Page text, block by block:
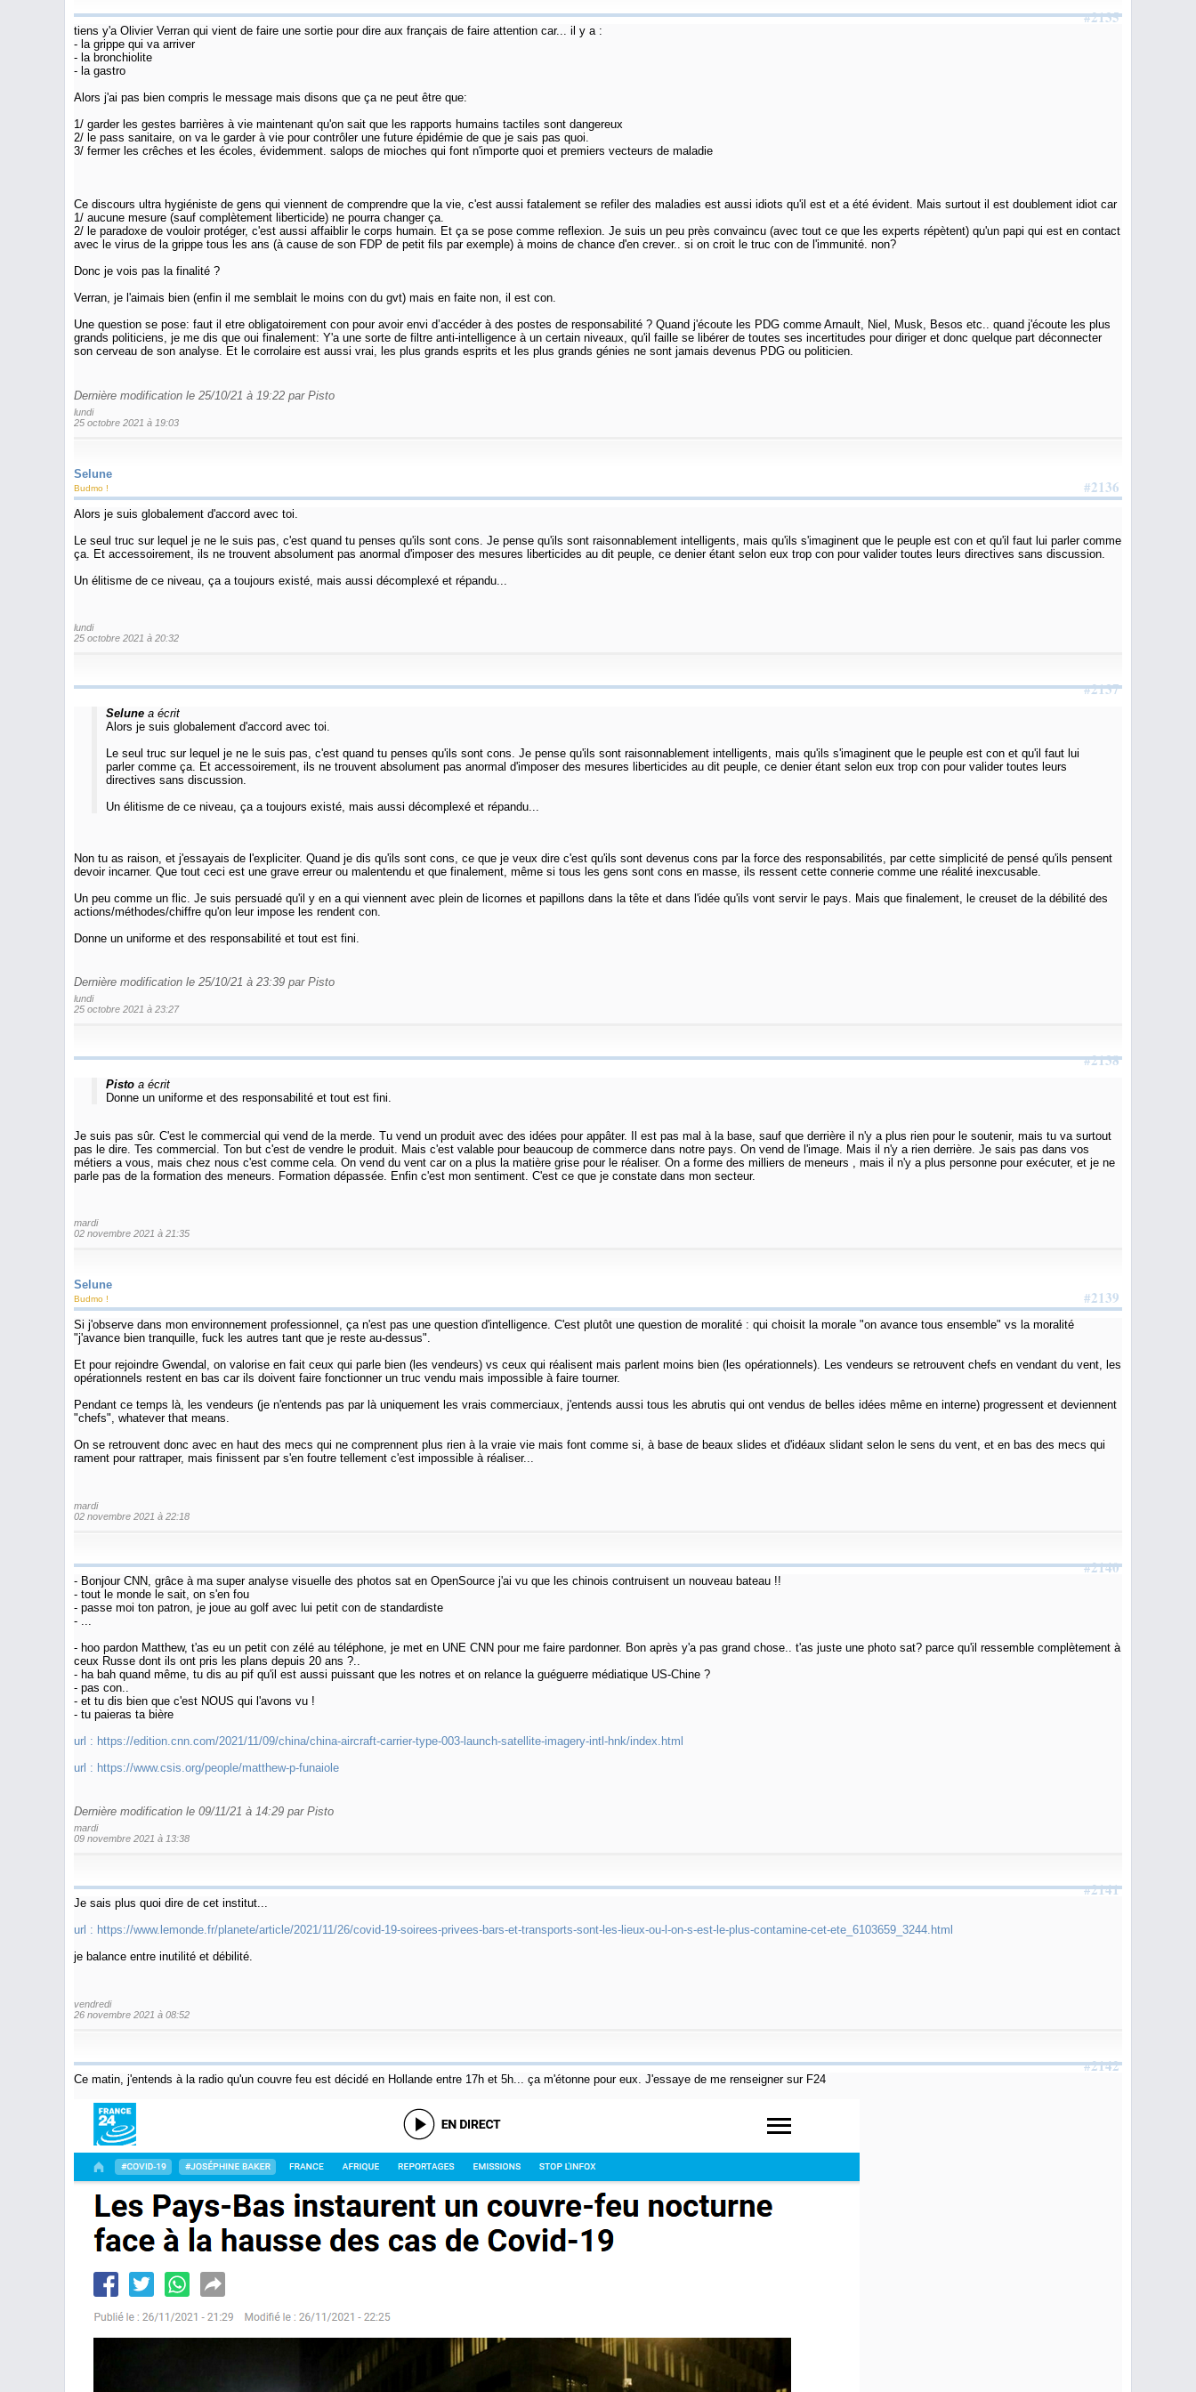
#2135
tiens y'a Olivier Verran qui vient de faire une sortie pour dire aux français de faire attention car... il y a :
- la grippe qui va arriver
- la bronchiolite
- la gastro
Alors j'ai pas bien compris le message mais disons que ça ne peut être que:
1/ garder les gestes barrières à vie maintenant qu'on sait que les rapports humains tactiles sont dangereux
2/ le pass sanitaire, on va le garder à vie pour contrôler une future épidémie de que je sais pas quoi.
3/ fermer les crêches et les écoles, évidemment. salops de mioches qui font n'importe quoi et premiers vecteurs de maladie
Ce discours ultra hygiéniste de gens qui viennent de comprendre que la vie, c'est aussi fatalement se refiler des maladies est aussi idiots qu'il est et a été évident. Mais surtout il est doublement idiot car
1/ aucune mesure (sauf complètement liberticide) ne pourra changer ça.
2/ le paradoxe de vouloir protéger, c'est aussi affaiblir le corps humain. Et ça se pose comme reflexion. Je suis un peu près convaincu (avec tout ce que les experts répètent) qu'un papi qui est en contact
avec le virus de la grippe tous les ans (à cause de son FDP de petit fils par exemple) à moins de chance d'en crever.. si on croit le truc con de l'immunité. non?
Donc je vois pas la finalité ?
Verran, je l'aimais bien (enfin il me semblait le moins con du gvt) mais en faite non, il est con.
Une question se pose: faut il etre obligatoirement con pour avoir envi d’accéder à des postes de responsabilité ? Quand j'écoute les PDG comme Arnault, Niel, Musk, Besos etc.. quand j'écoute les plus
grands politiciens, je me dis que oui finalement: Y'a une sorte de filtre anti-intelligence à un certain niveaux, qu'il faille se libérer de toutes ses incertitudes pour diriger et donc quelque part déconnecter
son cerveau de son analyse. Et le corrolaire est aussi vrai, les plus grands esprits et les plus grands génies ne sont jamais devenus PDG ou politicien.
Dernière modification le 25/10/21 à 19:22 par Pisto
lundi
25 octobre 2021 à 19:03
Selune
#2136
Budmo !
Alors je suis globalement d'accord avec toi.
Le seul truc sur lequel je ne le suis pas, c'est quand tu penses qu'ils sont cons. Je pense qu'ils sont raisonnablement intelligents, mais qu'ils s'imaginent que le peuple est con et qu'il faut lui parler comme
ça. Et accessoirement, ils ne trouvent absolument pas anormal d'imposer des mesures liberticides au dit peuple, ce denier étant selon eux trop con pour valider toutes leurs directives sans discussion.
Un élitisme de ce niveau, ça a toujours existé, mais aussi décomplexé et répandu...
lundi
25 octobre 2021 à 20:32
#2137
Selunea écrit
Alors je suis globalement d'accord avec toi.
Le seul truc sur lequel je ne le suis pas, c'est quand tu penses qu'ils sont cons. Je pense qu'ils sont raisonnablement intelligents, mais qu'ils s'imaginent que le peuple est con et qu'il faut lui
parler comme ça. Et accessoirement, ils ne trouvent absolument pas anormal d'imposer des mesures liberticides au dit peuple, ce denier étant selon eux trop con pour valider toutes leurs
directives sans discussion.
Un élitisme de ce niveau, ça a toujours existé, mais aussi décomplexé et répandu...
Non tu as raison, et j'essayais de l'expliciter. Quand je dis qu'ils sont cons, ce que je veux dire c'est qu'ils sont devenus cons par la force des responsabilités, par cette simplicité de pensé qu'ils pensent
devoir incarner. Que tout ceci est une grave erreur ou malentendu et que finalement, même si tous les gens sont cons en masse, ils ressent cette connerie comme une réalité inexcusable.
Un peu comme un flic. Je suis persuadé qu'il y en a qui viennent avec plein de licornes et papillons dans la tête et dans l'idée qu'ils vont servir le pays. Mais que finalement, le creuset de la débilité des
actions/méthodes/chiffre qu'on leur impose les rendent con.
Donne un uniforme et des responsabilité et tout est fini.
Dernière modification le 25/10/21 à 23:39 par Pisto
lundi
25 octobre 2021 à 23:27
#2138
Pistoa écrit
Donne un uniforme et des responsabilité et tout est fini.
Je suis pas sûr. C'est le commercial qui vend de la merde. Tu vend un produit avec des idées pour appâter. Il est pas mal à la base, sauf que derrière il n'y a plus rien pour le soutenir, mais tu va surtout
pas le dire. Tes commercial. Ton but c'est de vendre le produit. Mais c'est valable pour beaucoup de commerce dans notre pays. On vend de l'image. Mais il n'y a rien derrière. Je sais pas dans vos
métiers a vous, mais chez nous c'est comme cela. On vend du vent car on a plus la matière grise pour le réaliser. On a forme des milliers de meneurs , mais il n'y a plus personne pour exécuter, et je ne
parle pas de la formation des meneurs. Formation dépassée. Enfin c'est mon sentiment. C'est ce que je constate dans mon secteur.
mardi
02 novembre 2021 à 21:35
Selune
#2139
Budmo !
Si j'observe dans mon environnement professionnel, ça n'est pas une question d'intelligence. C'est plutôt une question de moralité : qui choisit la morale "on avance tous ensemble" vs la moralité
"j'avance bien tranquille, fuck les autres tant que je reste au-dessus".
Et pour rejoindre Gwendal, on valorise en fait ceux qui parle bien (les vendeurs) vs ceux qui réalisent mais parlent moins bien (les opérationnels). Les vendeurs se retrouvent chefs en vendant du vent, les
opérationnels restent en bas car ils doivent faire fonctionner un truc vendu mais impossible à faire tourner.
Pendant ce temps là, les vendeurs (je n'entends pas par là uniquement les vrais commerciaux, j'entends aussi tous les abrutis qui ont vendus de belles idées même en interne) progressent et deviennent
"chefs", whatever that means.
On se retrouvent donc avec en haut des mecs qui ne comprennent plus rien à la vraie vie mais font comme si, à base de beaux slides et d'idéaux slidant selon le sens du vent, et en bas des mecs qui
rament pour rattraper, mais finissent par s'en foutre tellement c'est impossible à réaliser...
mardi
02 novembre 2021 à 22:18
#2140
- Bonjour CNN, grâce à ma super analyse visuelle des photos sat en OpenSource j'ai vu que les chinois contruisent un nouveau bateau !!
- tout le monde le sait, on s'en fou
- passe moi ton patron, je joue au golf avec lui petit con de standardiste
- ...
- hoo pardon Matthew, t'as eu un petit con zélé au téléphone, je met en UNE CNN pour me faire pardonner. Bon après y'a pas grand chose.. t'as juste une photo sat? parce qu'il ressemble complètement à
ceux Russe dont ils ont pris les plans depuis 20 ans ?..
- ha bah quand même, tu dis au pif qu'il est aussi puissant que les notres et on relance la guéguerre médiatique US-Chine ?
- pas con..
- et tu dis bien que c'est NOUS qui l'avons vu !
- tu paieras ta bière
url : https://edition.cnn.com/2021/11/09/china/china-aircraft-carrier-type-003-launch-satellite-imagery-intl-hnk/index.html
url : https://www.csis.org/people/matthew-p-funaiole
Dernière modification le 09/11/21 à 14:29 par Pisto
mardi
09 novembre 2021 à 13:38
#2141
Je sais plus quoi dire de cet institut...
url : https://www.lemonde.fr/planete/article/2021/11/26/covid-19-soirees-privees-bars-et-transports-sont-les-lieux-ou-l-on-s-est-le-plus-contamine-cet-ete_6103659_3244.html
je balance entre inutilité et débilité.
vendredi
26 novembre 2021 à 08:52
#2142
Ce matin, j'entends à la radio qu'un couvre feu est décidé en Hollande entre 17h et 5h... ça m'étonne pour eux. J'essaye de me renseigner sur F24